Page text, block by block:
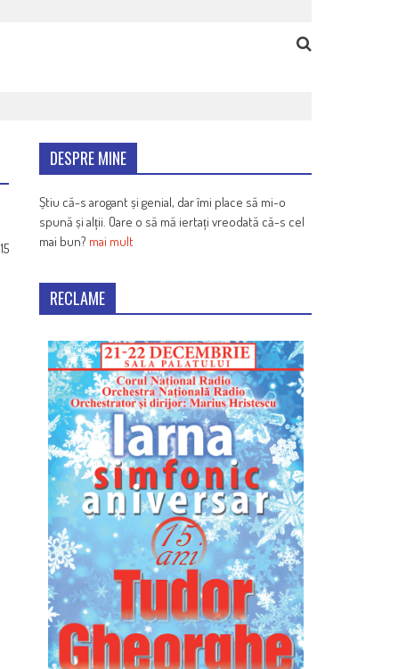
15
DESPRE MINE
Știu că-s arogant și genial, dar îmi place să mi-o
spună și alții. Oare o să mă iertați vreodată că-s cel
mai bun? mai mult
RECLAME